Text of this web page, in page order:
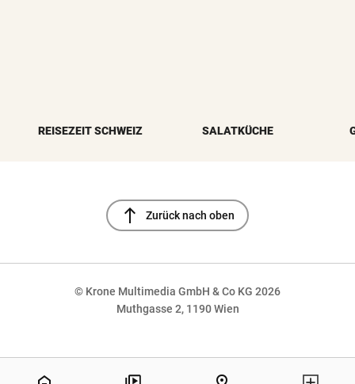
REISEZEIT SCHWEIZ SALATKÜCHE
north Zurück nach oben
© Krone Multimedia GmbH & Co KG 2026
Muthgasse 2, 1190 Wien
NaN%